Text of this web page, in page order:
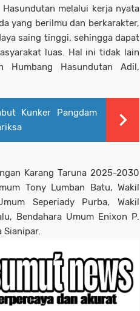
melalui kerja nyata
yang berilmu dan berkarakter,
saing tinggi, sehingga dapat
luas. Hal ini tidak lain
Humbang Hasundutan Adil,
Kunker Pangdam
Karang Taruna 2025-2030
Tony Lumban Batu, Wakil
Seperiady Purba, Wakil
Bendahara Umum Enixon P.
Sianipar.